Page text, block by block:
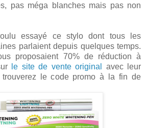
pas méga blanches mais pas non
essayé ce stylo dont tous les
parlaient depuis quelques temps.
proposaient 70% de réduction à
le site de vente original
avec leur
trouverez le code promo à la fin de